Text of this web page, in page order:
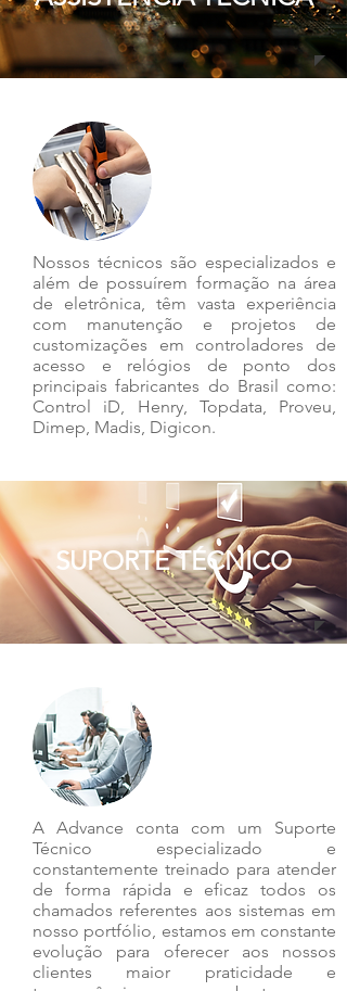
Nossos técnicos são especializados e
além de possuírem formação na área
de eletrônica, têm vasta experiência
com manutenção e projetos de
customizações em controladores de
acesso e relógios de ponto dos
principais fabricantes do Brasil como:
Control iD, Henry, Topdata, Proveu,
Dimep, Madis, Digicon.
SUPORTE TÉCNICO
A Advance conta com um Suporte
Técnico especializado e
constantemente treinado para atender
de forma rápida e eficaz todos os
chamados referentes aos sistemas em
nosso portfólio, estamos em constante
evolução para oferecer aos nossos
clientes maior praticidade e